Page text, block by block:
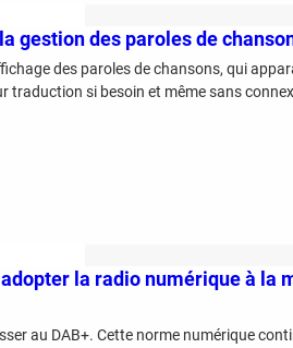
gestion des paroles de
des paroles de chansons, qui
traduction si besoin et même sans
la radio numérique à la
au DAB+. Cette norme numérique